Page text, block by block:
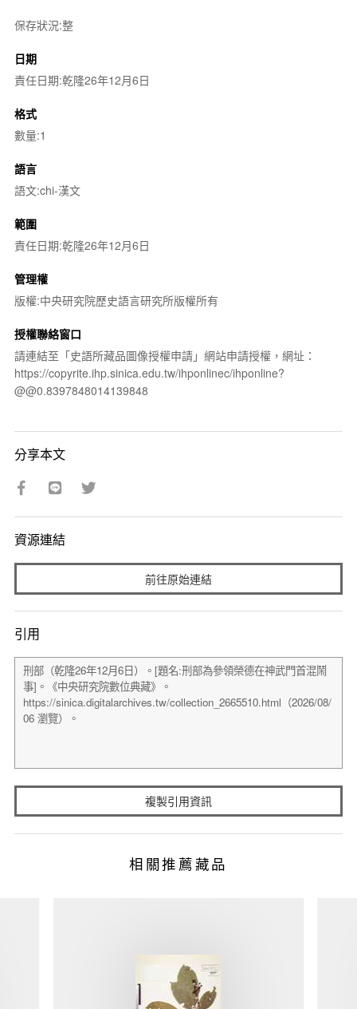
保存狀況:整
日期
責任日期:乾隆26年12月6日
格式
數量:1
語言
語文:chi-漢文
範圍
責任日期:乾隆26年12月6日
管理權
版權:中央研究院歷史語言研究所版權所有
授權聯絡窗口
請連結至「史語所藏品圖像授權申請」網站申請授權，網址：
https://copyrite.ihp.sinica.edu.tw/ihponlinec/ihponline?
@@0.8397848014139848
分享本文
資源連結
前往原始連結
引用
複製引用資訊
相關推薦藏品